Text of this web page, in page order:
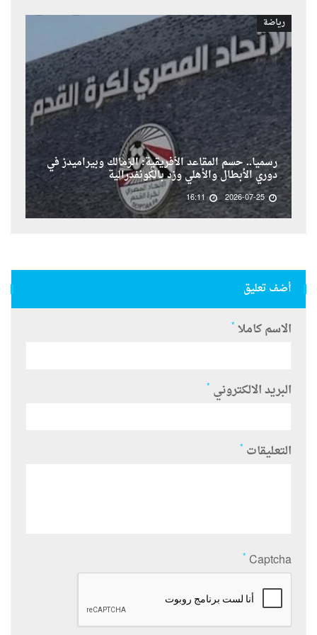
رياضة
رسمياً.. حسم المقاعد الأفريقية: الزمالك وبيراميدز في
دوري الأبطال والأهلي وزد بالكونفدرالية
2026-07-25
16:11
أضف تعليق
الاسم كاملا *
البريد الالكتروني *
التعليقات *
Captcha
*